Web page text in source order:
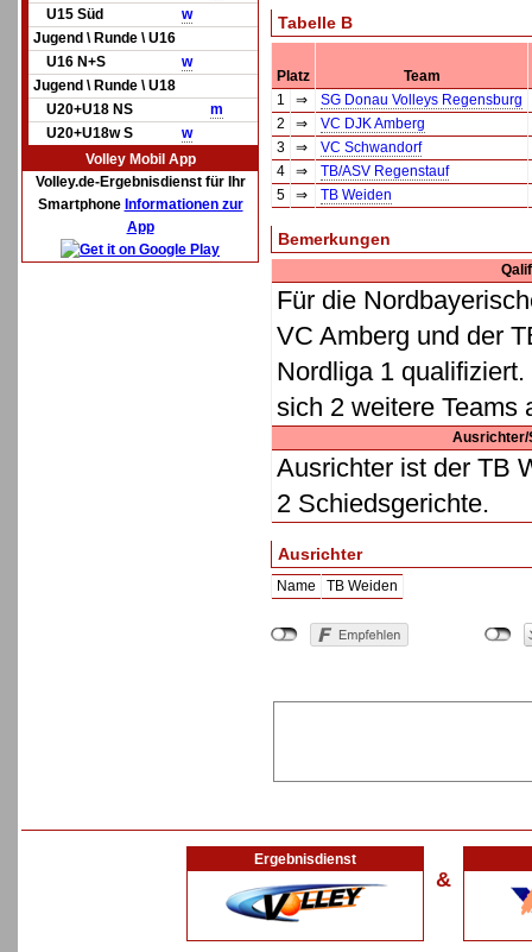
U15 Süd
w
Jugend \ Runde \ U16
U16 N+S
w
Jugend \ Runde \ U18
U20+U18 NS
m
U20+U18w S
w
Volley Mobil App
Volley.de-Ergebnisdienst für Ihr
Smartphone Informationen zur
App
Tabelle B
Platz
Team
1
⇒
SG Donau Volleys Regensburg
2
⇒
VC DJK Amberg
3
⇒
VC Schwandorf
4
⇒
TB/ASV Regenstauf
5
⇒ TB Weiden
Bemerkungen
Für die
VC Amberg und der
Nordliga 1
sich 2 weitere Teams
Ausrichter/
Ausrichter ist der TB
2 Schiedsgerichte.
Ausrichter
Name TB Weiden
Ergebnisdienst
&